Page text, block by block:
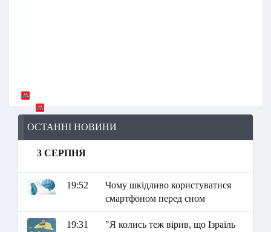
ОСТАННІ НОВИНИ
3 СЕРПНЯ
19:52
Чому шкідливо користуватися
смартфоном перед сном
19:31
"Я колись теж вірив, що Ізраїль